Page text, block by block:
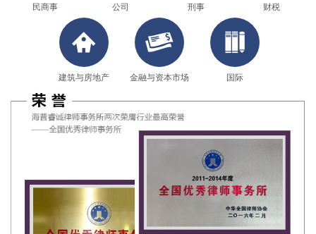
民商事 公司 刑事 财税
建筑与房地产 金融与资本市场 国际